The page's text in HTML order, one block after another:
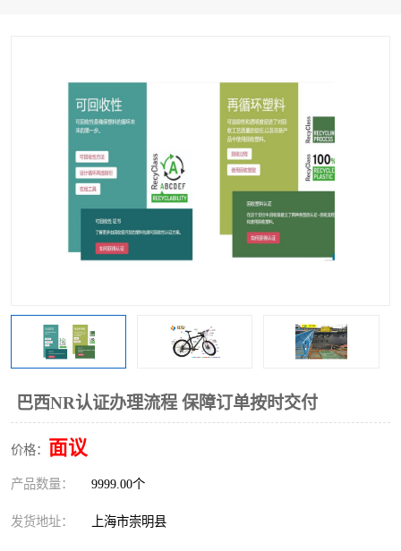
巴西NR认证办理流程 保障订单按时交付
价格： 面议
产品数量： 9999.00个
发货地址： 上海市崇明县